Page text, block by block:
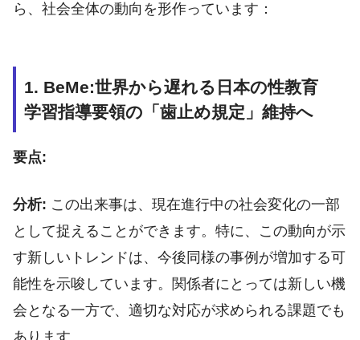
ら、社会全体の動向を形作っています：
1. BeMe:世界から遅れる日本の性教育
学習指導要領の「歯止め規定」維持へ
要点:
分析: この出来事は、現在進行中の社会変化の一部
として捉えることができます。特に、この動向が示
す新しいトレンドは、今後同様の事例が増加する可
能性を示唆しています。関係者にとっては新しい機
会となる一方で、適切な対応が求められる課題でも